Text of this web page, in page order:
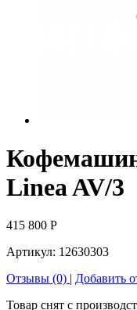
Linea AV/3
415 800 Р
Артикул: 12630303
Отзывы (0) | Добавить
Товар снят с